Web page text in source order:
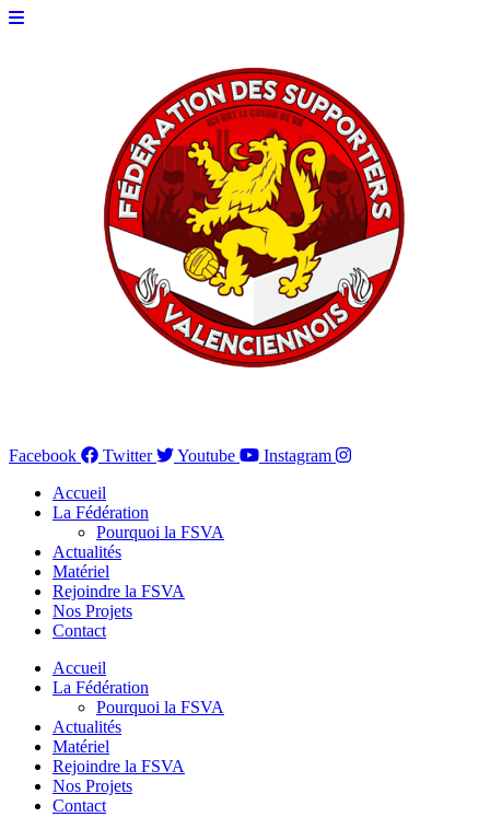
Facebook Twitter Youtube
Instagram
Accueil
La Fédération
Pourquoi la FSVA
Actualités
Matériel
Rejoindre la FSVA
Nos Projets
Contact
Accueil
La Fédération
Pourquoi la FSVA
Actualités
Matériel
Rejoindre la FSVA
Nos Projets
Contact